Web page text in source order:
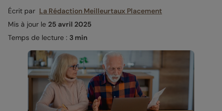
Écrit par La Rédaction Meilleurtaux Placement
Mis à jour le 25 avril 2025
Temps de lecture : 3 min